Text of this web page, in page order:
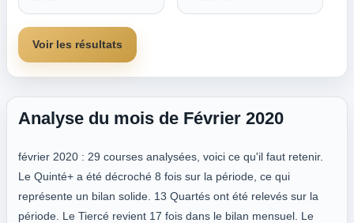
Voir les résultats
Analyse du mois de Février 2020
février 2020 : 29 courses analysées, voici ce qu'il faut retenir.
Le Quinté+ a été décroché 8 fois sur la période, ce qui
représente un bilan solide. 13 Quartés ont été relevés sur la
période. Le Tiercé revient 17 fois dans le bilan mensuel. Le